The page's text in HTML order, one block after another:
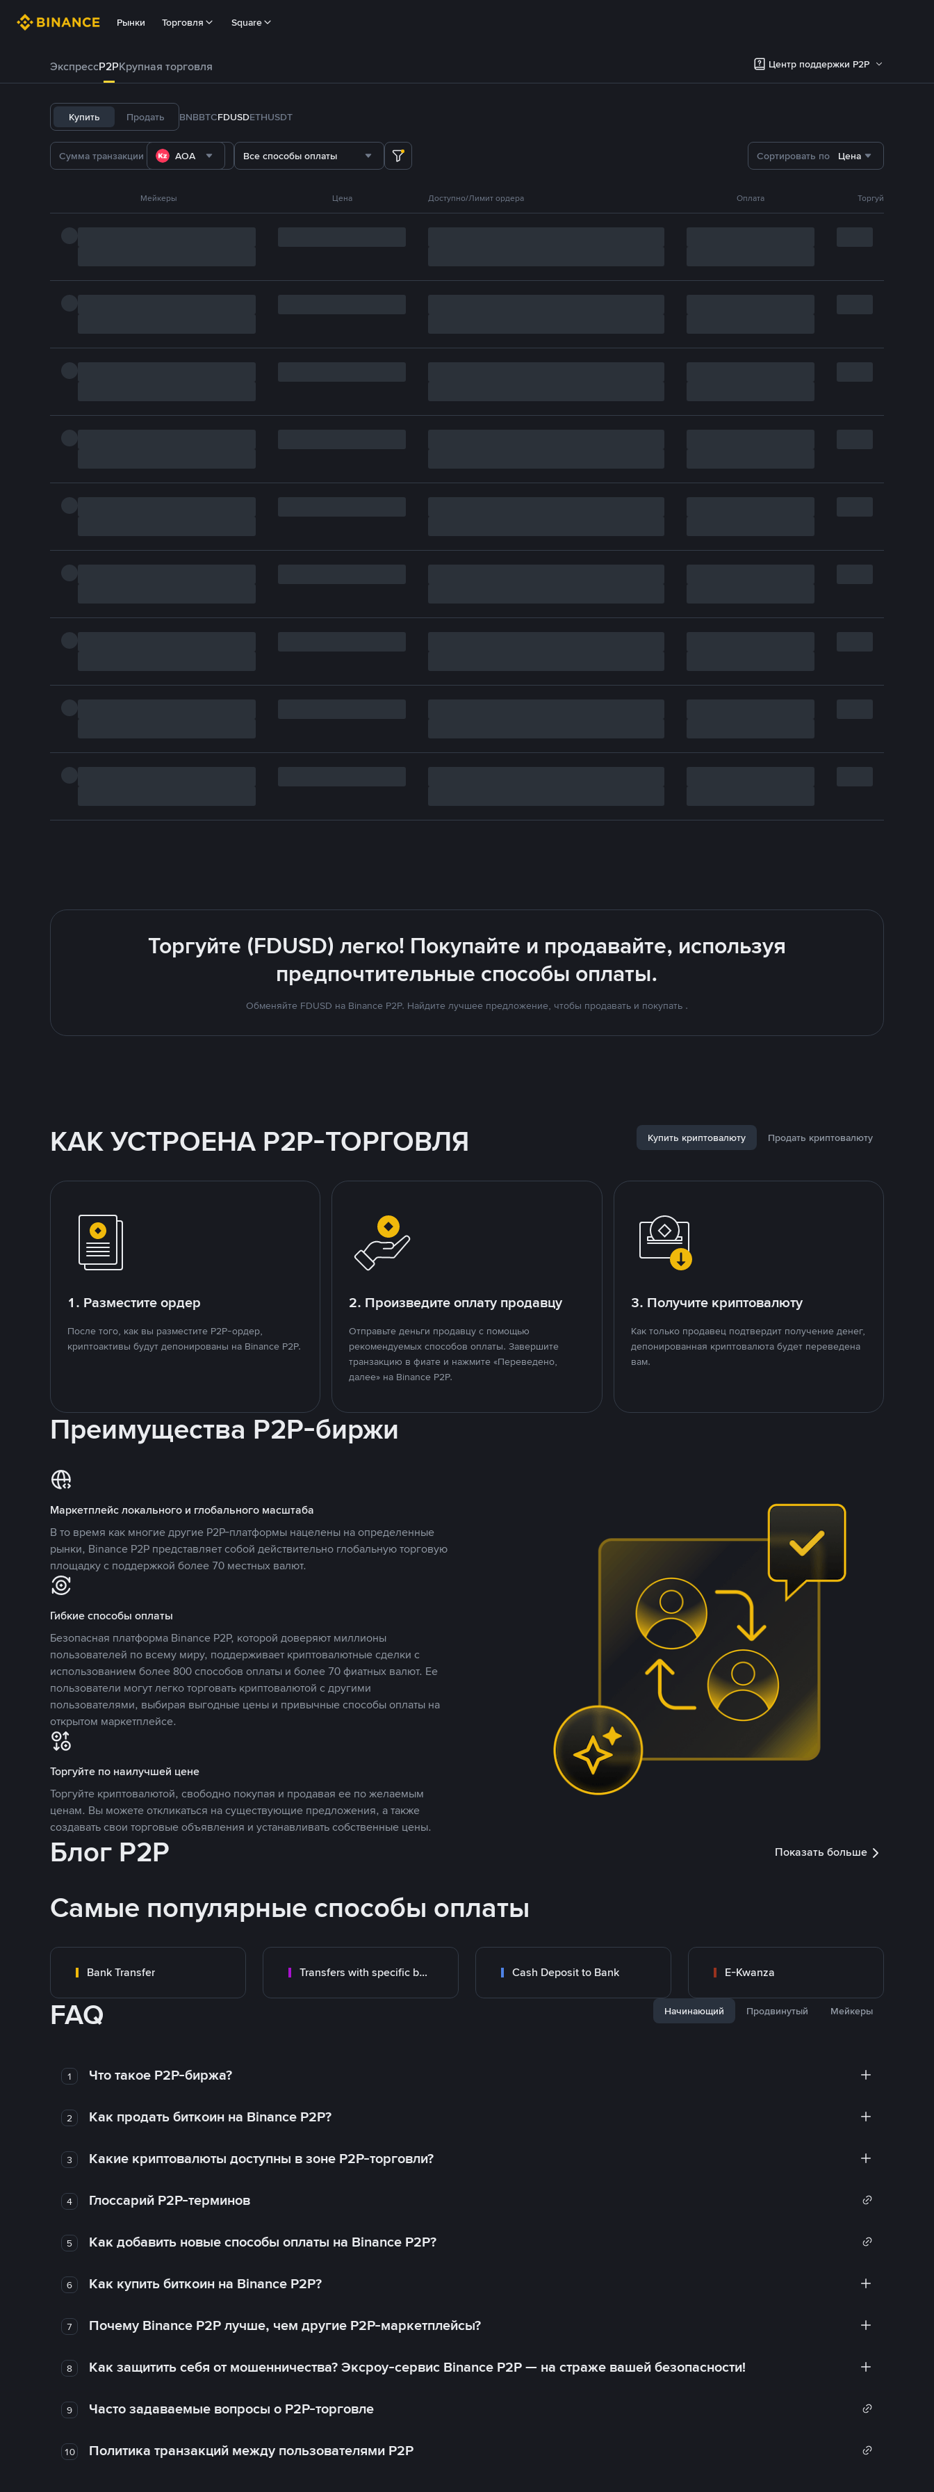
Рынки Торговля Square
ЭкспрессP2PКрупная торговля Центр поддержки P2P
Купить Продать BNBBTCFDUSDETHUSDT
AOA Все способы оплаты Сортировать по Цена
Мейкеры Цена Доступно/Лимит ордера Оплата Торгуй
Торгуйте (FDUSD) легко! Покупайте и продавайте, используя
предпочтительные способы оплаты.
Обменяйте FDUSD на Binance P2P. Найдите лучшее предложение, чтобы продавать и покупать .
КАК УСТРОЕНА P2P-ТОРГОВЛЯ Купить криптовалюту Продать криптовалюту
1. Разместите ордер
После того, как вы разместите P2P-ордер,
криптоактивы будут депонированы на Binance P2P.
2. Произведите оплату продавцу
Отправьте деньги продавцу с помощью
рекомендуемых способов оплаты. Завершите
транзакцию в фиате и нажмите «Переведено,
далее» на Binance P2P.
3. Получите криптовалюту
Как только продавец подтвердит получение денег,
депонированная криптовалюта будет переведена
вам.
Преимущества P2P-биржи
Маркетплейс локального и глобального масштаба
В то время как многие другие P2P-платформы нацелены на определенные
рынки, Binance P2P представляет собой действительно глобальную торговую
площадку с поддержкой более 70 местных валют.
Гибкие способы оплаты
Безопасная платформа Binance P2P, которой доверяют миллионы
пользователей по всему миру, поддерживает криптовалютные сделки с
использованием более 800 способов оплаты и более 70 фиатных валют. Ее
пользователи могут легко торговать криптовалютой с другими
пользователями, выбирая выгодные цены и привычные способы оплаты на
открытом маркетплейсе.
Торгуйте по наилучшей цене
Торгуйте криптовалютой, свободно покупая и продавая ее по желаемым
ценам. Вы можете откликаться на существующие предложения, а также
создавать свои торговые объявления и устанавливать собственные цены.
Блог P2P Показать больше
Самые популярные способы оплаты
Bank Transfer Transfers with specific bank Cash Deposit to Bank E-Kwanza
FAQ Начинающий Продвинутый Мейкеры
1 Что такое P2P-биржа?
2 Как продать биткоин на Binance P2P?
3 Какие криптовалюты доступны в зоне P2P-торговли?
4 Глоссарий P2P-терминов
5 Как добавить новые способы оплаты на Binance P2P?
6 Как купить биткоин на Binance P2P?
7 Почему Binance P2P лучше, чем другие P2P-маркетплейсы?
8 Как защитить себя от мошенничества? Эксроу-сервис Binance P2P — на страже вашей безопасности!
9 Часто задаваемые вопросы о P2P-торговле
10 Политика транзакций между пользователями P2P